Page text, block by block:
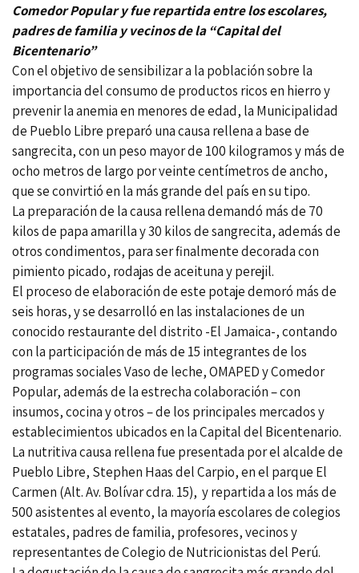
Comedor Popular y fue repartida entre los escolares,
padres de familia y vecinos de la “Capital del
Bicentenario”
Con el objetivo de sensibilizar a la población sobre la
importancia del consumo de productos ricos en hierro y
prevenir la anemia en menores de edad, la Municipalidad
de Pueblo Libre preparó una causa rellena a base de
sangrecita, con un peso mayor de 100 kilogramos y más de
ocho metros de largo por veinte centímetros de ancho,
que se convirtió en la más grande del país en su tipo.
La preparación de la causa rellena demandó más de 70
kilos de papa amarilla y 30 kilos de sangrecita, además de
otros condimentos, para ser finalmente decorada con
pimiento picado, rodajas de aceituna y perejil.
El proceso de elaboración de este potaje demoró más de
seis horas, y se desarrolló en las instalaciones de un
conocido restaurante del distrito -El Jamaica-, contando
con la participación de más de 15 integrantes de los
programas sociales Vaso de leche, OMAPED y Comedor
Popular, además de la estrecha colaboración – con
insumos, cocina y otros – de los principales mercados y
establecimientos ubicados en la Capital del Bicentenario.
La nutritiva causa rellena fue presentada por el alcalde de
Pueblo Libre, Stephen Haas del Carpio, en el parque El
Carmen (Alt. Av. Bolívar cdra. 15), y repartida a los más de
500 asistentes al evento, la mayoría escolares de colegios
estatales, padres de familia, profesores, vecinos y
representantes de Colegio de Nutricionistas del Perú.